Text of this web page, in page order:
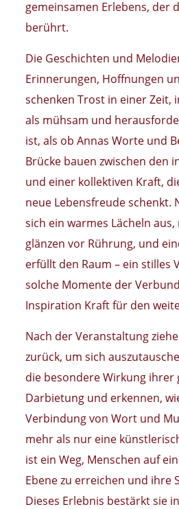
gemeinsamen Erlebens, der
berührt.
Die Geschichten und
Erinnerungen, Hoffnungen
schenken Trost in einer Zeit,
als mühsam und
ist, als ob Annas Worte und
Brücke bauen zwischen den
und einer kollektiven Kraft,
neue Lebensfreude schenkt.
sich ein warmes Lächeln
glänzen vor Rührung, und
erfüllt den Raum – ein stilles
solche Momente der
Inspiration Kraft für den
Nach der Veranstaltung
zurück, um sich
die besondere Wirkung ihrer
Darbietung und erkennen,
Verbindung von Wort und
mehr als nur eine
ist ein Weg, Menschen auf
Ebene zu erreichen und ihre
Dieses Erlebnis bestärkt sie